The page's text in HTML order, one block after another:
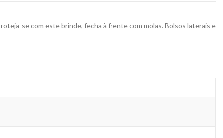
se com este brinde, fecha à frente com molas. Bolsos laterais e